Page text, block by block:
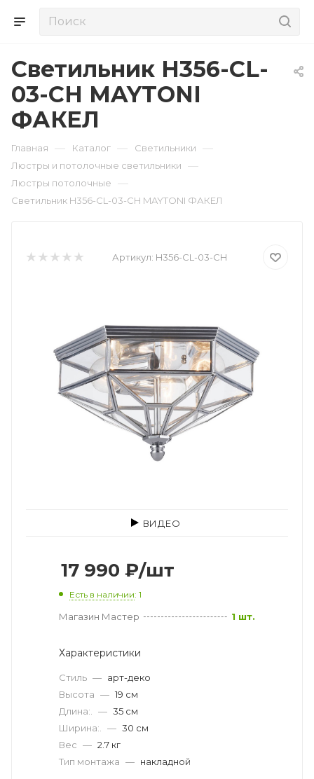
Светильник H356-CL-
03-CH MAYTONI
ФАКЕЛ
Главная — Каталог — Светильники —
Люстры и потолочные светильники —
Люстры потолочные —
Светильник H356-CL-03-CH MAYTONI ФАКЕЛ
Артикул: H356-CL-03-CH
ВИДЕО
17 990 ₽/шт
Есть в наличии: 1
Магазин Мастер 1 шт.
Характеристики
Стиль — арт-деко
Высота — 19 см
Длина:.
— 35 см
Ширина:.
— 30 см
Вес — 2.7 кг
Тип монтажа — накладной